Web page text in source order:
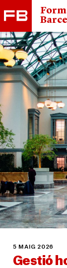
5 MAIG 2026
Gestió